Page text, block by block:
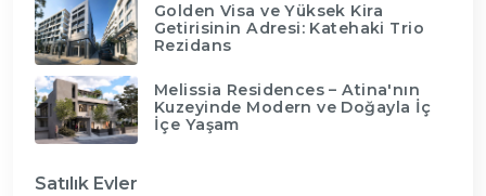
Golden Visa ve Yüksek Kira
Getirisinin Adresi: Katehaki Trio
Rezidans
Melissia Residences – Atina'nın
Kuzeyinde Modern ve Doğayla İç
İçe Yaşam
Satılık Evler